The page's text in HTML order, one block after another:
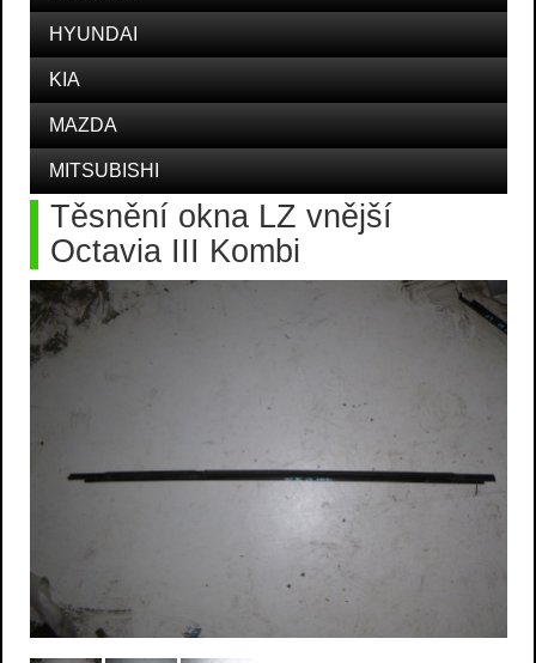
HYUNDAI
KIA
MAZDA
MITSUBISHI
Těsnění okna LZ vnější
Octavia III Kombi